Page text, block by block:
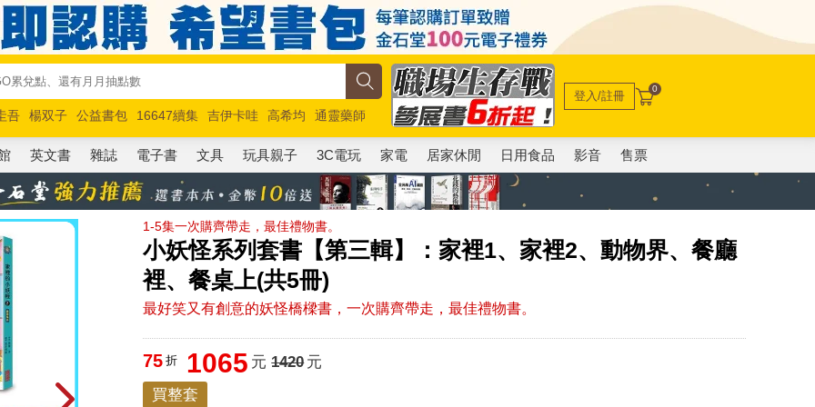
吾 楊双子 公益書包 16647續集 吉伊卡哇 高希均
通靈藥師
路邊攤新作
馬斯克 玩具總動員5 超慢跑
登入/註冊 0
英文書 雜誌 電子書 文具 玩具親子 3C電玩 家電 居家休閒 日用食品 影音 售票
1-5集一次購齊帶走，最佳禮物書。
小妖怪系列套書【第三輯】：家裡1、家裡2、動物界、餐廳
裡、餐桌上(共5冊)
最好笑又有創意的妖怪橋樑書，一次購齊帶走，最佳禮物書。
75 折 1065 元 1420元
買整套